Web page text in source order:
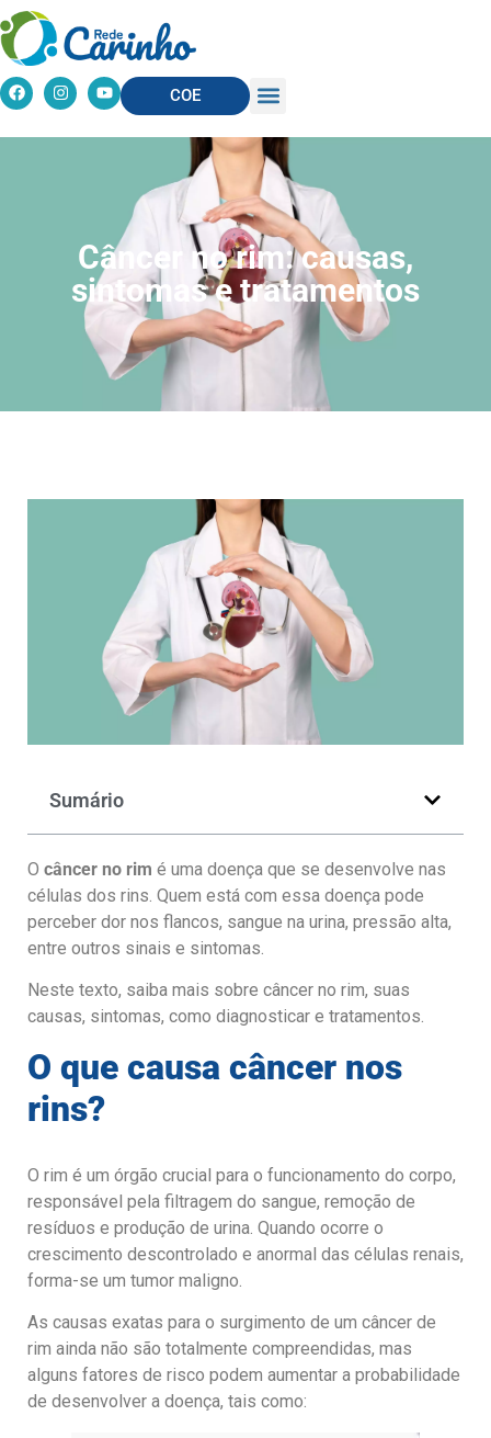
COE
Câncer no rim: causas,
sintomas e tratamentos
Sumário
O câncer no rim é uma doença que se desenvolve nas
células dos rins. Quem está com essa doença pode
perceber dor nos flancos, sangue na urina, pressão alta,
entre outros sinais e sintomas.
Neste texto, saiba mais sobre câncer no rim, suas
causas, sintomas, como diagnosticar e tratamentos.
O que causa câncer nos
rins?
O rim é um órgão crucial para o funcionamento do corpo,
responsável pela filtragem do sangue, remoção de
resíduos e produção de urina. Quando ocorre o
crescimento descontrolado e anormal das células renais,
forma-se um tumor maligno.
As causas exatas para o surgimento de um câncer de
rim ainda não são totalmente compreendidas, mas
alguns fatores de risco podem aumentar a probabilidade
de desenvolver a doença, tais como: